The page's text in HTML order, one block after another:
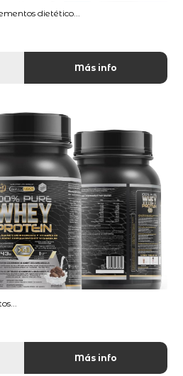
dietético...
Más info
Más info